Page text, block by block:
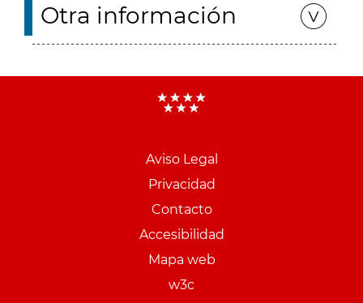
Otra información
Aviso Legal
Privacidad
Contacto
Accesibilidad
Mapa web
w3c